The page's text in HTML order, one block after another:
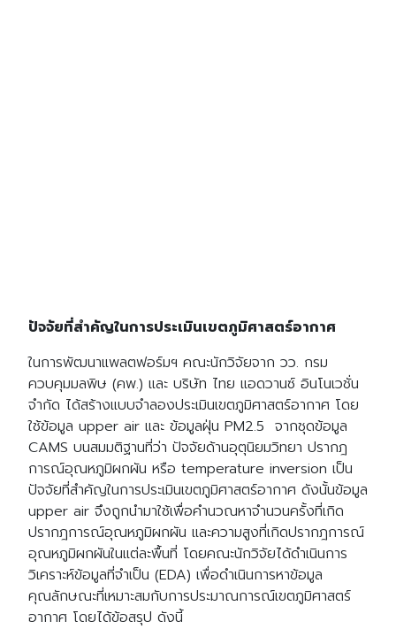
ปัจจัยที่สำคัญในการประเมินเขตภูมิศาสตร์อากาศ
ในการพัฒนาแพลตฟอร์มฯ คณะนักวิจัยจาก วว. กรม
ควบคุมมลพิษ (คพ.) และ บริษัท ไทย แอดวานซ์ อินโนเวชั่น
จำกัด ได้สร้างแบบจำลองประเมินเขตภูมิศาสตร์อากาศ โดย
ใช้ข้อมูล upper air และ ข้อมูลฝุ่น PM2.5 จากชุดข้อมูล
CAMS บนสมมติฐานที่ว่า ปัจจัยด้านอุตุนิยมวิทยา ปรากฎ
การณ์อุณหภูมิผกผัน หรือ temperature inversion เป็น
ปัจจัยที่สำคัญในการประเมินเขตภูมิศาสตร์อากาศ ดังนั้นข้อมูล
upper air จึงถูกนำมาใช้เพื่อคำนวณหาจำนวนครั้งที่เกิด
ปรากฎการณ์อุณหภูมิผกผัน และความสูงที่เกิดปรากฎการณ์
อุณหภูมิผกผันในแต่ละพื้นที่ โดยคณะนักวิจัยได้ดำเนินการ
วิเคราะห์ข้อมูลที่จำเป็น (EDA) เพื่อดำเนินการหาข้อมูล
คุณลักษณะที่เหมาะสมกับการประมาณการณ์เขตภูมิศาสตร์
อากาศ โดยได้ข้อสรุป ดังนี้